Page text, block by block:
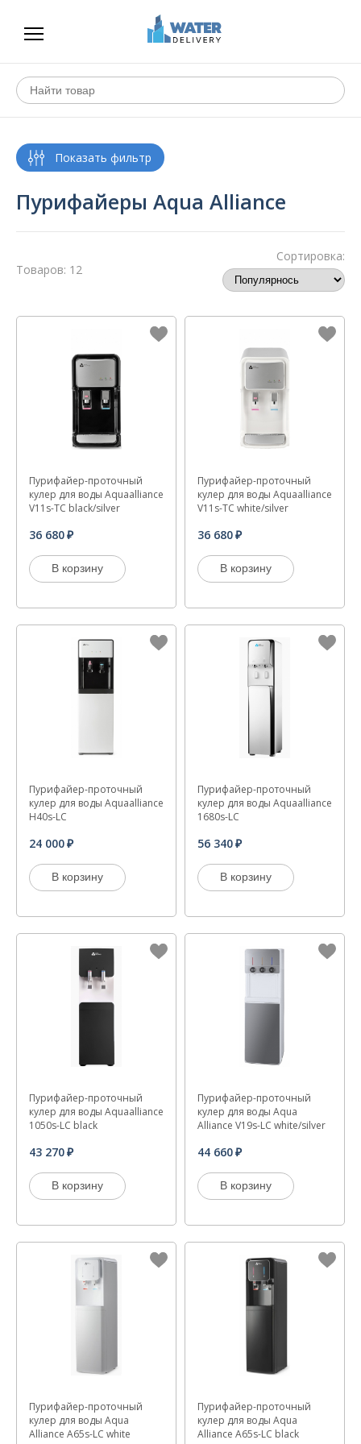
Пурифайеры Aqua Alliance
Товаров: 12
Сортировка:
Пурифайер-проточный
кулер для воды Aquaalliance
V11s-TC black/silver
36 680
В корзину
Пурифайер-проточный
кулер для воды Aquaalliance
V11s-TC white/silver
36 680
В корзину
Пурифайер-проточный
кулер для воды Aquaalliance
H40s-LC
24 000
В корзину
Пурифайер-проточный
кулер для воды Aquaalliance
1680s-LC
56 340
В корзину
Пурифайер-проточный
кулер для воды Aquaalliance
1050s-LC black
43 270
В корзину
Пурифайер-проточный
кулер для воды Aqua
Alliance V19s-LC white/silver
44 660
В корзину
Пурифайер-проточный
кулер для воды Aqua
Alliance A65s-LC white
Пурифайер-проточный
кулер для воды Aqua
Alliance A65s-LC black